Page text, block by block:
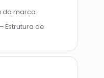
da marca
Estrutura de